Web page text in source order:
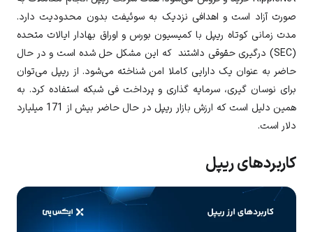
صورت آزاد است و اهدافی نزدیک به سوئیفت بدون محدودیت دارد.
مدت زمانی کوتاه ریپل با کمیسیون بورس و اوراق بهادار ایالات متحده
(SEC) درگیری حقوقی داشتند که این مشکل حل شده است و در حال
حاضر به عنوان یک دارایی کاملا امن شناخته می‌شود. از ریپل می‌توان
برای نوسان گیری، سرمایه گذاری و پرداخت فی شبکه استفاده کرد. به
همین دلیل است که ارزش بازار ریپل در حال حاضر بیش از 171 میلیارد
دلار است.
کاربردهای ریپل